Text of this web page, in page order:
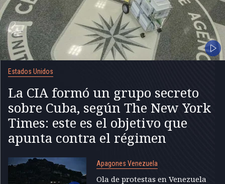
Estados Unidos
La CIA formó un grupo secreto
sobre Cuba, según The New York
Times: este es el objetivo que
apunta contra el régimen
Apagones Venezuela
Ola de protestas en Venezuela